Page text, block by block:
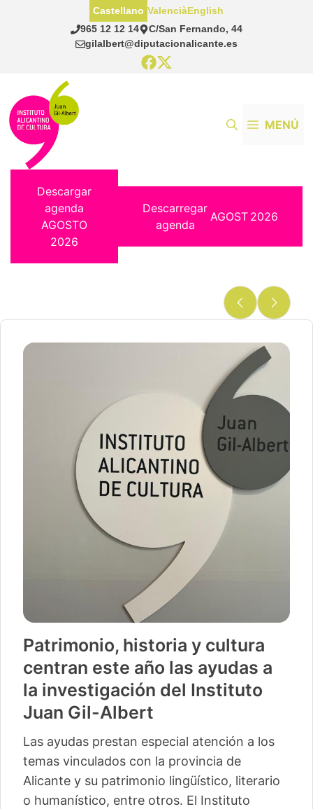
965 12 12 14
C/San Fernando, 44
gilalbert@diputacionalicante.es
Castellano ValenciàEnglish
MENÚ
Descargar
agenda
AGOSTO
2026
Descarregar
agenda
AGOST 2026
Patrimonio, historia y cultura
centran este año las ayudas a
la investigación del Instituto
Juan Gil-Albert
Las ayudas prestan especial atención a los
temas vinculados con la provincia de
Alicante y su patrimonio lingüístico, literario
o humanístico, entre otros. El Instituto